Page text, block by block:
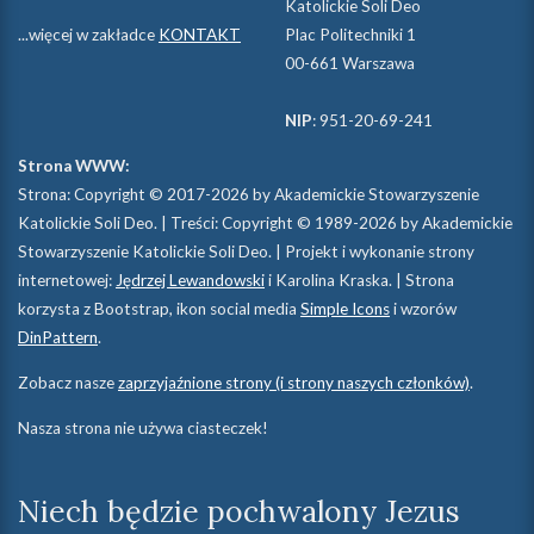
Dane do przelewu zostaną wysłane w wiadomości z
bal.smm.soli.deo@gmail.com
Link do wydarzenia naFacebooku.
Przyjdźcie i przekonajcie się, że wielkie miasto jest
przepełnione miłością! :)
...więcej w zakładce KONTAKT
Katolickie Soli Deo
Plac Politechniki 1
00-661 Warszawa
NIP: 951-20-69-241
Strona WWW:
Strona: Copyright © 2017-2026 by Akademickie Stowarzyszenie
Katolickie Soli Deo. | Treści: Copyright © 1989-2026 by Akademickie
Stowarzyszenie Katolickie Soli Deo. | Projekt i wykonanie strony
internetowej:Jędrzej Lewandowskii Karolina Kraska. | Strona
korzysta z Bootstrap, ikon social media Simple Iconsi wzorów
DinPattern.
Zobacz naszezaprzyjaźnione strony (i strony naszych członków).
Nasza strona nie używa ciasteczek!
Niech będzie pochwalony Jezus